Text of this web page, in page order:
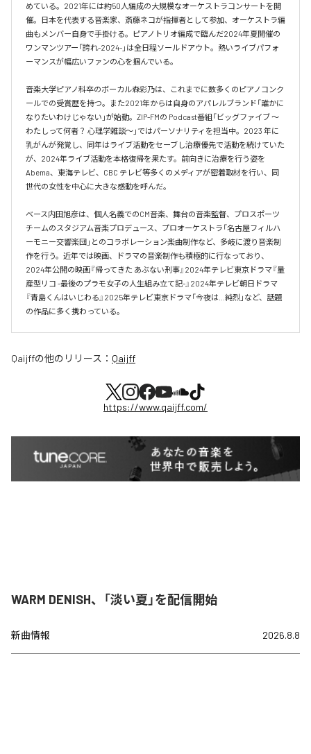
めている。2021年には約50人編成の大規模なオーケストラコンサートを開
催。日本を代表する音楽家、斎藤ネコが指揮者として参加、オーケストラ編
曲もメンバー自身で手掛ける。ピアノトリオ編成で臨んだ2024年夏開催の
ワンマンツアー「誇れ-2024-」は全日程ソールドアウト。熱いライブパフォ
ーマンスが幅広いファンの心を掴んでいる。
音楽大学ピアノ科卒のボーカル森彩乃は、これまでに数多くのピアノコンク
ールでの受賞歴を持つ。また2021年からは自身のアパレルブランド「誰かに
なりたいわけじゃない」が始動。ZIP-FMの Podcast番組「ビッグファイブ 〜
わたしって何者？ 心理学雑談〜」ではパーソナリティを担当中。2023 年に
乳がんが発覚し、同年はライブ活動をセーブし治療優先で活動を続けていた
が、2024年ライブ活動を本格復帰を果たす。前向きに治療を行う姿を
Abema、東海テレビ、CBC テレビ等多くのメディアが密着取材を行い、同
世代の女性を中心に大きな感動を呼んだ。
ベース内田旭彦は、個人名義でのCM音楽、舞台の音楽監督、プロスポーツ
チームのスタジアム音楽プロデュース、プロオーケストラ「名古屋フィルハ
ーモニー交響楽団」とのコラボレーション楽曲制作など、多岐に渡り音楽制
作を行う。近年では映画、ドラマの音楽制作も積極的に行なっており、
2024年公開の映画『帰ってきた あぶない刑事』2024年テレビ東京ドラマ『量
産型リコ -最後のプラモ女子の人生組み立て記-』2024年テレビ朝日ドラマ
『青島くんはいじわる』2025年テレビ東京ドラマ「今夜は…純烈」など、話題
の作品に多く携わっている。
Qaijffの他のリリース： Qaijff
https://www.qaijff.com/
WARM DENISH、「淡い夏」を配信開始
新曲情報 2026.8.8